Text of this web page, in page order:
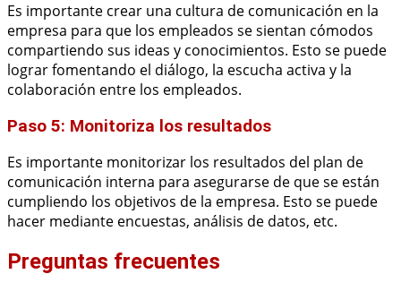
Es importante crear una cultura de comunicación en la
empresa para que los empleados se sientan cómodos
compartiendo sus ideas y conocimientos. Esto se puede
lograr fomentando el diálogo, la escucha activa y la
colaboración entre los empleados.
Paso 5: Monitoriza los resultados
Es importante monitorizar los resultados del plan de
comunicación interna para asegurarse de que se están
cumpliendo los objetivos de la empresa. Esto se puede
hacer mediante encuestas, análisis de datos, etc.
Preguntas frecuentes